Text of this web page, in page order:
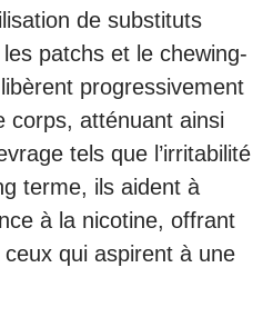
de substituts
patchs et le chewing-
progressivement
corps, atténuant ainsi
tels que l’irritabilité
terme, ils aident à
à la nicotine, offrant
qui aspirent à une